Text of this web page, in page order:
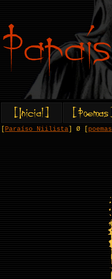
Paraíso Niilista ] Ø [ poemas